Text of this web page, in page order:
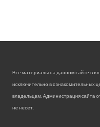
Все материалы на данном сайте
исключительно в ознакомительных
владельцам. Администрация сайта
не несет.